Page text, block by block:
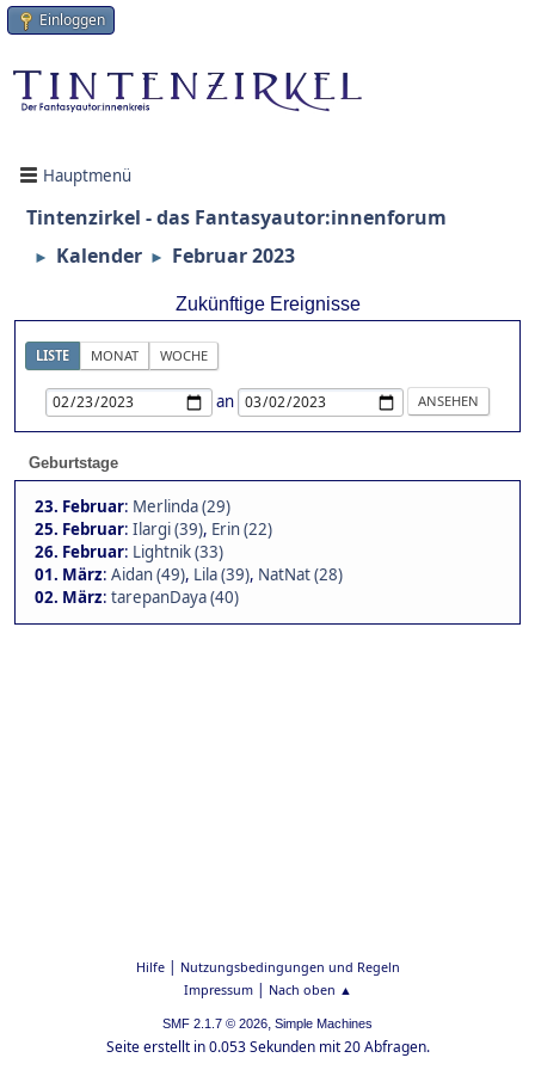
Einloggen
Hauptmenü
Tintenzirkel - das Fantasyautor:innenforum
► Kalender ► Februar 2023
Zukünftige Ereignisse
LISTE MONAT WOCHE
an
Geburtstage
23. Februar: Merlinda (29)
25. Februar: Ilargi (39), Erin (22)
26. Februar: Lightnik (33)
01. März: Aidan (49), Lila (39), NatNat (28)
02. März: tarepanDaya (40)
Hilfe| Nutzungsbedingungen und Regeln
Impressum| Nach oben ▲
SMF 2.1.7 © 2026, Simple Machines
Seite erstellt in 0.053 Sekunden mit 20 Abfragen.